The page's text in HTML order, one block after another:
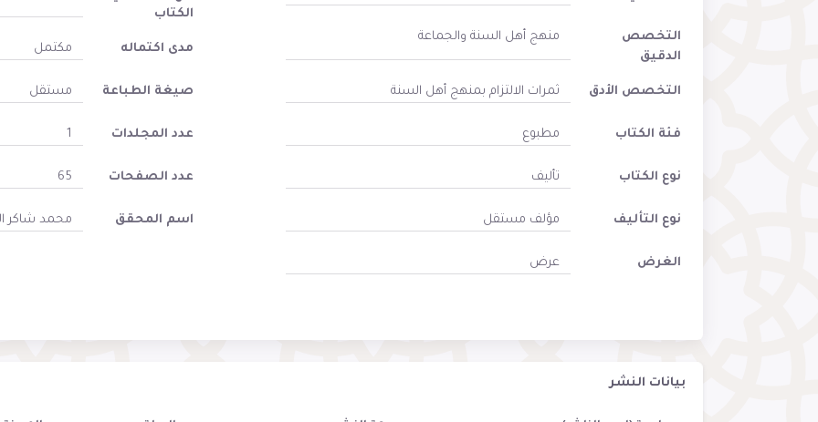
التخصص
الدقيق
منهج أهل السنة والجماعة
التخصص الأدق ثمرات الالتزام بمنهج أهل السنة
فئة الكتاب مطبوع
نوع الكتاب تأليف
نوع التأليف مؤلف مستقل
الغرض عرض
الكتاب
مدى اكتماله مكتمل
صيغة الطباعة مستقل
عدد المجلدات 1
عدد الصفحات 65
اسم المحقق محمد شاكر
بيانات النشر